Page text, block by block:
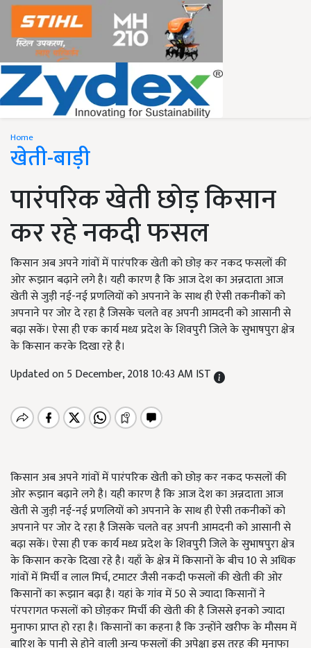
Home
खेती-बाड़ी
पारंपरिक खेती छोड़ किसान
कर रहे नकदी फसल
किसान अब अपने गांवों में पारंपरिक खेती को छोड़ कर नकद फसलों की
ओर रूझान बढ़ाने लगे है। यही कारण है कि आज देश का अन्नदाता आज
खेती से जुड़ी नई-नई प्रणलियों को अपनाने के साथ ही ऐसी तकनीकों को
अपनाने पर जोर दे रहा है जिसके चलते वह अपनी आमदनी को आसानी से
बढ़ा सकें। ऐसा ही एक कार्य मध्य प्रदेश के शिवपुरी जिले के सुभाषपुरा क्षेत्र
के किसान करके दिखा रहे है।
Updated on 5 December, 2018 10:43 AM IST
किसान अब अपने गांवों में पारंपरिक खेती को छोड़ कर नकद फसलों की
ओर रूझान बढ़ाने लगे है। यही कारण है कि आज देश का अन्नदाता आज
खेती से जुड़ी नई-नई प्रणलियों को अपनाने के साथ ही ऐसी तकनीकों को
अपनाने पर जोर दे रहा है जिसके चलते वह अपनी आमदनी को आसानी से
बढ़ा सकें। ऐसा ही एक कार्य मध्य प्रदेश के शिवपुरी जिले के सुभाषपुरा क्षेत्र
के किसान करके दिखा रहे है। यहाँ के क्षेत्र में किसानों के बीच 10 से अधिक
गांवों में मिर्ची व लाल मिर्च, टमाटर जैसी नकदी फसलों की खेती की ओर
किसानों का रूझान बढ़ा है। यहां के गांव में 50 से ज्यादा किसानों ने
पंरपरागत फसलों को छोड़कर मिर्ची की खेती की है जिससे इनको ज्यादा
मुनाफा प्राप्त हो रहा है। किसानों का कहना है कि उन्होंने खरीफ के मौसम में
बारिश के पानी से होने वाली अन्य फसलों की अपेक्षा इस तरह की मुनाफा